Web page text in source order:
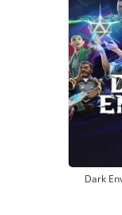
Dark